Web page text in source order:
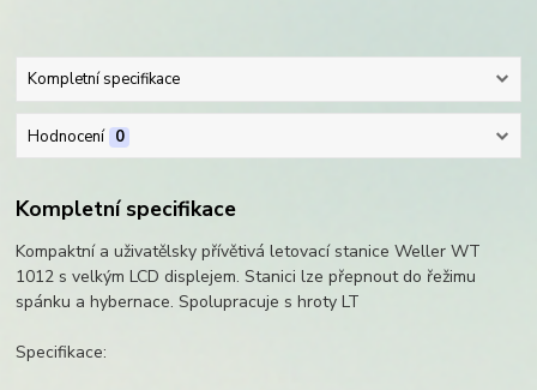
Kompletní specifikace
Hodnocení 0
Kompletní specifikace
Kompaktní a uživatělsky přívětivá letovací stanice Weller WT
1012 s velkým LCD displejem. Stanici lze přepnout do řežimu
spánku a hybernace. Spolupracuje s hroty LT
Specifikace: